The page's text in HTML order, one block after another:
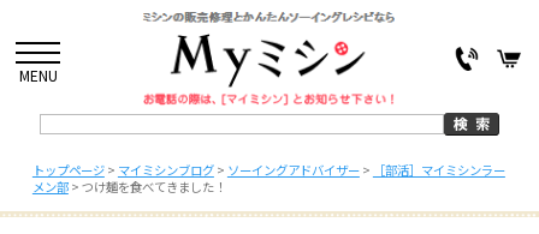
MENU
トップページ> マイミシンブログ> ソーイングアドバイザー>
［部活］マイミシンラー
メン部> つけ麺を食べてきました！